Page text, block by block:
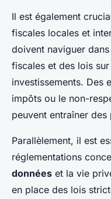
Il est également
fiscales locales et
doivent naviguer
fiscales et des lois sur
investissements. Des
impôts ou le non-
peuvent entraîner des
Parallèlement, il est
réglementations
données et la vie
en place des lois